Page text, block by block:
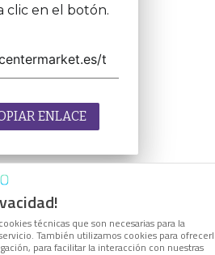
técnicas que son necesarias para la
También utilizamos cookies para
para facilitar la interacción con nuestras
clic en el botón.
ENLACE